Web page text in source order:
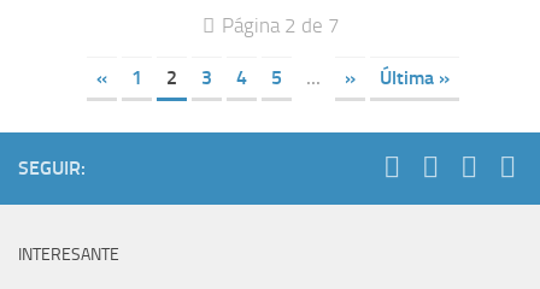
Página 2 de 7
« 1 2 3 4 5 ... » Última »
SEGUIR:
INTERESANTE